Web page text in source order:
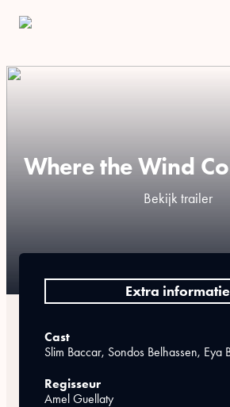
Where the Wind
Bekijk trailer
Extra informatie
Cast
Slim Baccar, Sondos Belhassen, Eya
Regisseur
Amel Guellaty